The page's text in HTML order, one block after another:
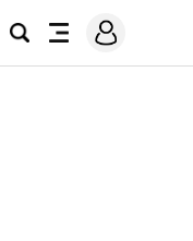
검
전
메
그